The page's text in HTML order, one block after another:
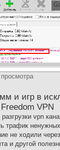
и игр в
VPN
vpn
трафик
не ходили
и другой